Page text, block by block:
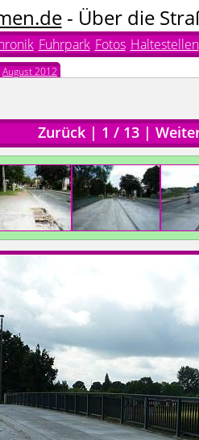
- Über die
Fuhrpark Fotos Haltestellen
August 2012
Zurück | 1 / 13 |